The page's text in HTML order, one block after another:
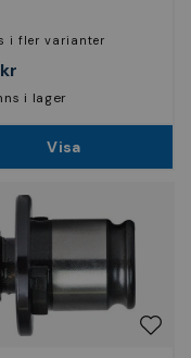
i fler varianter
i lager
Visa